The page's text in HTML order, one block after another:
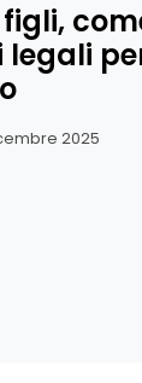
legali
2025